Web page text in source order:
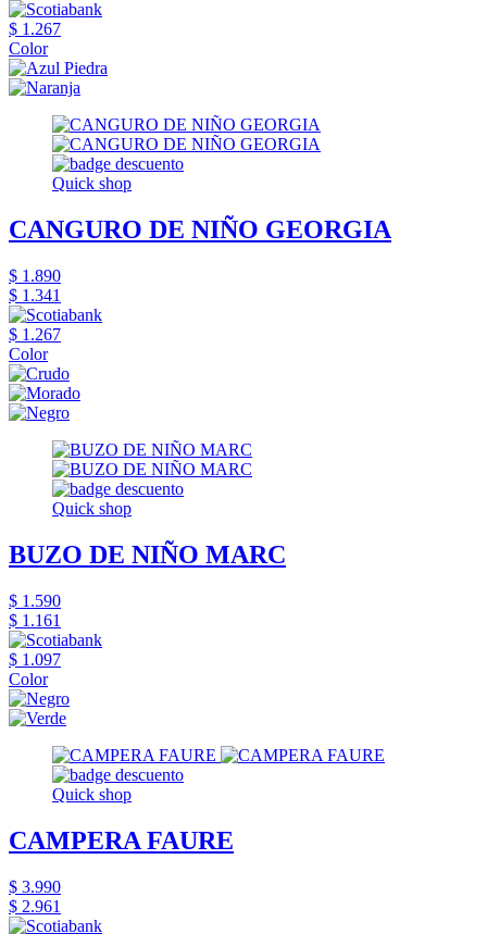
$ 1.267
Color
Quick shop
CANGURO DE NIÑO GEORGIA
$ 1.890
$ 1.341
$ 1.267
Color
Quick shop
BUZO DE NIÑO MARC
$ 1.590
$ 1.161
$ 1.097
Color
Quick shop
CAMPERA FAURE
$ 3.990
$ 2.961